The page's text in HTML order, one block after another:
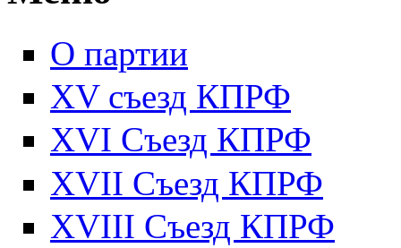
О партии
XV съезд КПРФ
XVI Съезд КПРФ
XVII Cъезд КПРФ
XVIII Cъезд КПРФ